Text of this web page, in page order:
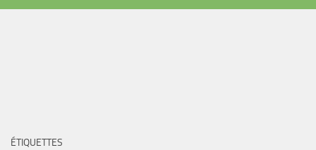
ÉTIQUETTES